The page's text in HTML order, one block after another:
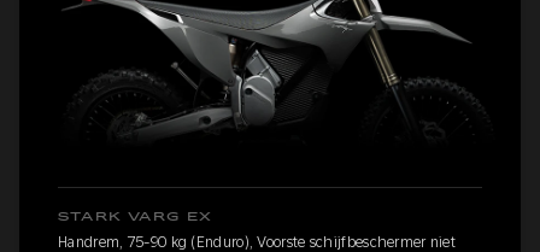
STARK VARG EX
Handrem, 75-90 kg (Enduro), Voorste schijfbeschermer niet